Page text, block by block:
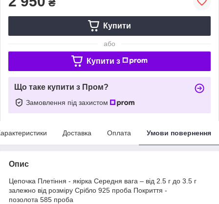
₴
Купити
або
Купити з
Що таке купити з Пром?
Замовлення під захистом
Доставка Оплата Умови повернення
Опис
Цепочка Плетіння - якірка Середня вага – від 2.5 г до 3.5 г
залежно від розміру Срібло 925 проба Покриття -
позолота 585 проба